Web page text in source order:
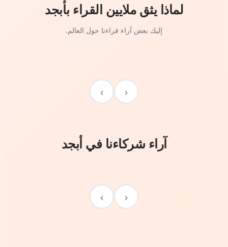
لماذا يثق ملايين القراء بأبجد
إليك بعض آراء قراءنا حول العالم.
‹
›
آراء شركاءنا في أبجد
‹
›